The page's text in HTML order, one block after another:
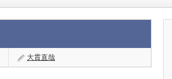
大貫直哉